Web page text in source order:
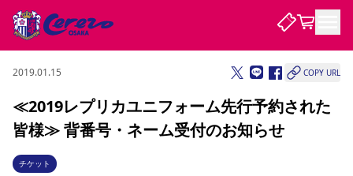
試合・チーム
試合について
試合日程 / 結果
観戦する
2019.01.15 COPY URL
≪2019レプリカユニフォーム先行予約された
皆様≫ 背番号・ネーム受付のお知らせ
チケット